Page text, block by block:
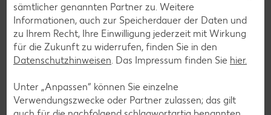
sämtlicher genannten Partner zu. Weitere
Informationen, auch zur Speicherdauer der Daten und
zu Ihrem Recht, Ihre Einwilligung jederzeit mit Wirkung
für die Zukunft zu widerrufen, finden Sie in den
Datenschutzhinweisen. Das Impressum finden Sie hier.
Unter „Anpassen“ können Sie einzelne
Verwendungszwecke oder Partner zulassen; das gilt